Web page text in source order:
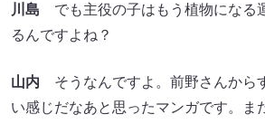
川島 でも主役の子はもう植物になる
るんですよね？
山内 そうなんですよ。前野さんから
い感じだなあと思ったマンガです。ま